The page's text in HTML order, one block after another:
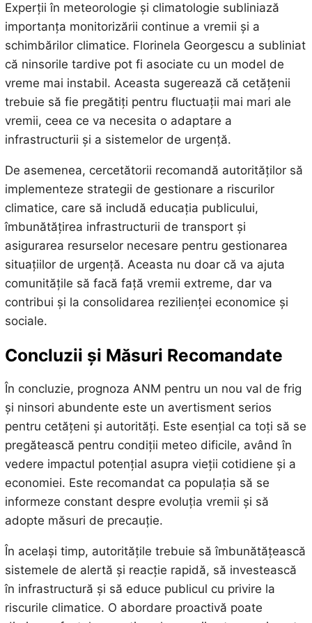
Experții în meteorologie și climatologie subliniază
importanța monitorizării continue a vremii și a
schimbărilor climatice. Florinela Georgescu a subliniat
că ninsorile tardive pot fi asociate cu un model de
vreme mai instabil. Aceasta sugerează că cetățenii
trebuie să fie pregătiți pentru fluctuații mai mari ale
vremii, ceea ce va necesita o adaptare a
infrastructurii și a sistemelor de urgență.
De asemenea, cercetătorii recomandă autorităților să
implementeze strategii de gestionare a riscurilor
climatice, care să includă educația publicului,
îmbunătățirea infrastructurii de transport și
asigurarea resurselor necesare pentru gestionarea
situațiilor de urgență. Aceasta nu doar că va ajuta
comunitățile să facă față vremii extreme, dar va
contribui și la consolidarea rezilienței economice și
sociale.
Concluzii și Măsuri Recomandate
În concluzie, prognoza ANM pentru un nou val de frig
și ninsori abundente este un avertisment serios
pentru cetățeni și autorități. Este esențial ca toți să se
pregătească pentru condiții meteo dificile, având în
vedere impactul potențial asupra vieții cotidiene și a
economiei. Este recomandat ca populația să se
informeze constant despre evoluția vremii și să
adopte măsuri de precauție.
În același timp, autoritățile trebuie să îmbunătățească
sistemele de alertă și reacție rapidă, să investească
în infrastructură și să educe publicul cu privire la
riscurile climatice. O abordare proactivă poate